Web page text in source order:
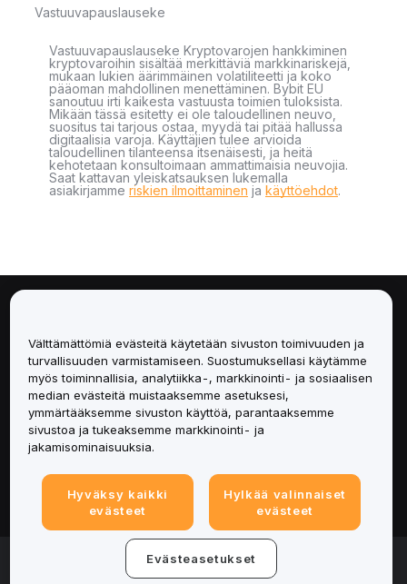
Vastuuvapauslauseke
Vastuuvapauslauseke Kryptovarojen hankkiminen
kryptovaroihin sisältää merkittäviä markkinariskejä,
mukaan lukien äärimmäinen volatiliteetti ja koko
pääoman mahdollinen menettäminen. Bybit EU
sanoutuu irti kaikesta vastuusta toimien tuloksista.
Mikään tässä esitetty ei ole taloudellinen neuvo,
suositus tai tarjous ostaa, myydä tai pitää hallussa
digitaalisia varoja. Käyttäjien tulee arvioida
taloudellinen tilanteensa itsenäisesti, ja heitä
kehotetaan konsultoimaan ammattimaisia neuvojia.
Saat kattavan yleiskatsauksen lukemalla
asiakirjamme riskien ilmoittaminen ja käyttöehdot.
Palvelut
Tuki
Tuotteet
Lakiasiat
© 2025-2026 Bybit.eu. All rights reserved.
Välttämättömiä evästeitä käytetään sivuston toimivuuden ja
turvallisuuden varmistamiseen. Suostumuksellasi käytämme
myös toiminnallisia, analytiikka-, markkinointi- ja sosiaalisen
median evästeitä muistaaksemme asetuksesi,
ymmärtääksemme sivuston käyttöä, parantaaksemme
sivustoa ja tukeaksemme markkinointi- ja
jakamisominaisuuksia.
Hyväksy kaikki
evästeet
Hylkää valinnaiset
evästeet
Evästeasetukset